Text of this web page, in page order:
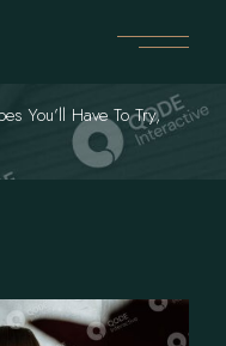
You’ll Have To Try,